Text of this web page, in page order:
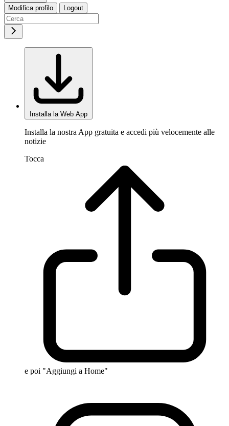
Modifica profilo Logout
Installa la Web App
Installa la nostra App gratuita e accedi più velocemente alle
notizie
Tocca
e poi "Aggiungi a Home"